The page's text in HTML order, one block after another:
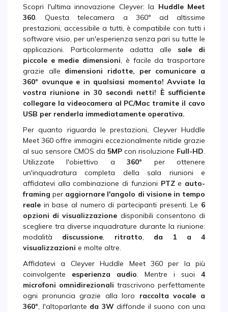
Scopri l'ultima innovazione Cleyver: la Huddle Meet
360. Questa telecamera a 360° ad altissime
prestazioni, accessibile a tutti, è compatibile con tutti i
software visio, per un'esperienza senza pari su tutte le
applicazioni. Particolarmente adatta alle sale di
piccole e medie dimensioni, è facile da trasportare
grazie alle dimensioni ridotte, per comunicare a
360° ovunque e in qualsiasi momento! Avviate la
vostra riunione in 30 secondi netti! È sufficiente
collegare la videocamera al PC/Mac tramite il cavo
USB per renderla immediatamente operativa.
Per quanto riguarda le prestazioni, Cleyver Huddle
Meet 360 offre immagini eccezionalmente nitide grazie
al suo sensore CMOS da 5MP con risoluzione Full-HD.
Utilizzate l'obiettivo a360° per ottenere
un'inquadratura completa della sala riunioni e
affidatevi alla combinazione di funzioni PTZe auto-
framing per aggiornare l'angolo di visione in tempo
reale in base al numero di partecipanti presenti. Le 6
opzioni di visualizzazione disponibili consentono di
scegliere tra diverse inquadrature durante la riunione:
modalità discussione, ritratto, da 1 a 4
visualizzazioni e molte altre.
Affidatevi a Cleyver Huddle Meet 360 per la più
coinvolgente esperienza audio. Mentre i suoi 4
microfoni omnidirezionali trascrivono perfettamente
ogni pronuncia grazie alla loro raccolta vocale a
360°, l'altoparlante da 3Wdiffonde il suono con una